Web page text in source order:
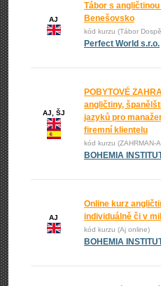
AJ
Tábor s
Benešovsko
kód kurzu (Tábor
Perfect World s.r.o.
AJ, ŠJ
POBYTOVÉ
angličtiny,
jazyků pro
firemní klientelu
kód kurzu (ZAHRMAN-
BOHEMIA
AJ
Online kurz
individuálně či v
kód kurzu (Aj online)
BOHEMIA